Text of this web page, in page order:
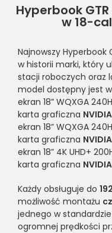
Hyperbook
w 18-
Najnowszy Hyperbook
w historii marki, który
stacji roboczych oraz
model dostępny jest
ekran 18” WQXGA
karta graficzna
ekran 18” WQXGA
karta graficzna
ekran 18” 4K UHD+
karta graficzna
Każdy obsługuje do
możliwość montażu
jednego w standardzie
ogromnej prędkości